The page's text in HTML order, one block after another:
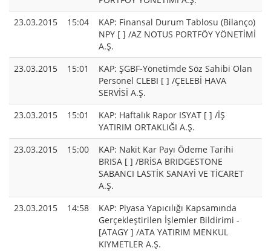
23.03.2015
15:04
KAP: Finansal Durum Tablosu (Bilanço)
NPY [ ] /AZ NOTUS PORTFÖY YÖNETİMİ
A.Ş.
23.03.2015
15:01
KAP: ŞGBF-Yönetimde Söz Sahibi Olan
Personel CLEBI [ ] /ÇELEBİ HAVA
SERVİSİ A.Ş.
23.03.2015
15:01
KAP: Haftalık Rapor ISYAT [ ] /İŞ
YATIRIM ORTAKLIĞI A.Ş.
23.03.2015
15:00
KAP: Nakit Kar Payı Ödeme Tarihi
BRISA [ ] /BRİSA BRIDGESTONE
SABANCI LASTİK SANAYİ VE TİCARET
A.Ş.
23.03.2015
14:58
KAP: Piyasa Yapıcılığı Kapsamında
Gerçekleştirilen İşlemler Bildirimi -
[ATAGY ] /ATA YATIRIM MENKUL
KIYMETLER A.Ş.